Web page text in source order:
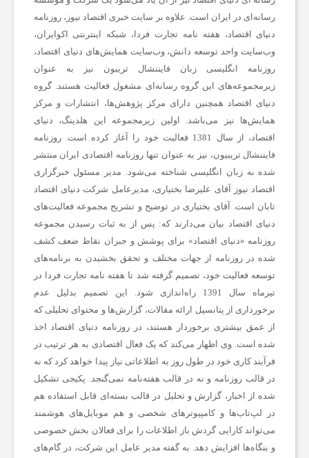
رسانه‌ای در ایران است. علاوه بر سایت خبری اقتصاد نیوز، روزنامه
دنیای اقتصاد، هفته ‌نامه تجارت فردا، شبکه اینترنتی اکوایران،
وب‌سایت واحد توسعه دانش، وب‌سایت همایش‌های دنیای اقتصاد،
روزنامه انگلیسی ‌زبان فایننشال تریبون نیز به عنوان
زیرمجموعه‌های این گروه رسانه‌ای مشغول فعالیت هستند. گروه
دنیای اقتصاد همچنین دارای مرکز پژوهش‌ها، انتشارات و مرکز
همایش‌ها نیز می‌باشد. اولین زیرمجموعه این هلدینگ، دنیای
اقتصاد، از سال 1381 فعالیت خود را آغاز کرده است. روزنامه
فایننشال تریبیون، نیز به عنوان تنها روزنامه اقتصادی ایران منتشر
شده به زبان انگلیسی شناخته می‌شود. مدیر مسئول خبرگزاری
اقتصاد نیوز آقای علیرضا بختیاری، مدیرعامل شرکت دنیای اقتصاد
تابان است. آقای بختیاری در توضیح و تشریح مجموعه فعالیت‌های
دنیای اقتصاد بیان می‌دارند که: پس از به ثبات رسیدن مجموعه
روزنامه «دنیای اقتصاد» برای پوشش و جبران نقاط ضعف کشف
شده در روزنامه از جهات مختلف و تحقق بخشیدن به برنامه‌های
توسعه فعالیت خود، تصمیم گرفته شد تا هفته نامه تجارت فردا در
تیرماه سال 1391 راه‌اندازی شود. این تصمیم بدلیل عدم
برخورداری از پتانسیل ارائه مقالات، گزارش‌ها و محتوای تحلیلی که
از عمق بیشتری برخوردار هستند، در روزنامه دنیای اقتصاد اخذ
شده است. وی اظهار می‌کند که یک فعال اقتصادی به هر ترتیب در
فرآیند کاری خود در طول روز به اطلاعاتی نیاز پیدا خواهد کرد که نه
در قالب روزنامه و نه در قالب هفته‌نامه نمی‌گنجد. پکیجی تشکیل
شده از اخبار، گزارش و تحلیل در قالب بسته‌ای قابل استفاده هم
در لپ‌تاب‌ها و کامپیوترهای شخصی و هم موبایل‌های هوشمند
می‌تواند کارایی گردش باز اطلاعات را برای فعالان بخش خصوصی
و بنگاه‌ها افزایش دهد. به گفته مدیر عامل این شرکت، در گام‌های